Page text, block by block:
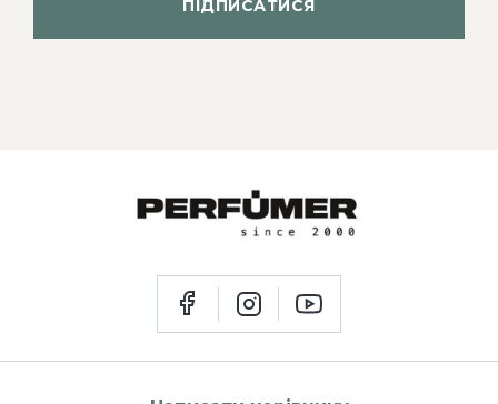
ПІДПИСАТИСЯ